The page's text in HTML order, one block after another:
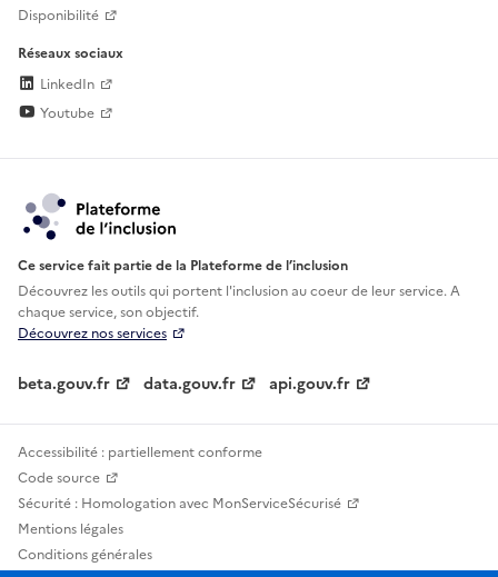
Disponibilité
Réseaux sociaux
LinkedIn
Youtube
Ce service fait partie de la Plateforme de l’inclusion
Découvrez les outils qui portent l'inclusion aucoeur de leur service. A
chaque service, son objectif.
Découvrez nos services
beta.gouv.fr data.gouv.fr api.gouv.fr
Accessibilité : partiellement conforme
Code source
Sécurité : Homologation avec MonServiceSécurisé
Mentions légales
Conditions générales